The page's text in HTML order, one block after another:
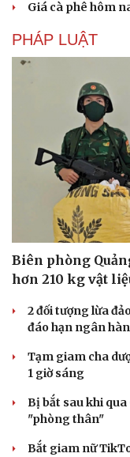
Giá cà phê hôm
PHÁP LUẬT
Biên phòng
hơn 210 kg vật
2 đối tượng lừa
đáo hạn ngân
Tạm giam cha
1 giờ sáng
Bị bắt sau khi
"phòng thân"
Bắt giam nữ